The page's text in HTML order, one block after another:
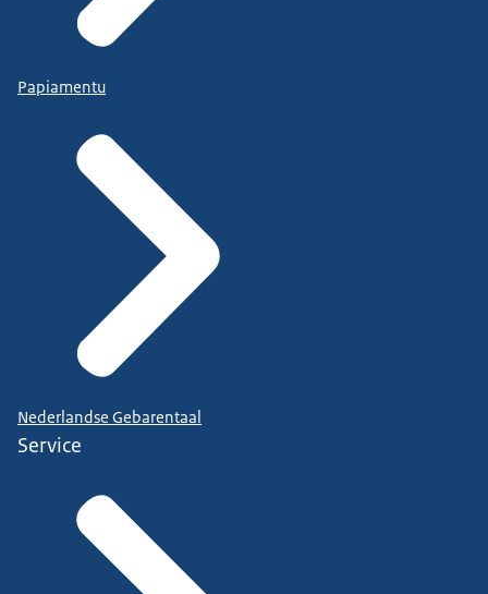
Papiamentu
Nederlandse Gebarentaal
Service